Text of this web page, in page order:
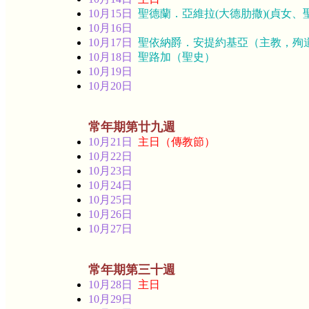
10月15日 聖德蘭．亞維拉(大德肋撒)(貞女、
10月16日
10月17日 聖依納爵．安提約基亞（主教，殉
10月18日 聖路加（聖史）
10月19日
10月20日
常年期第廿九週
10月21日
主日（傳教節）
10月22日
10月23日
10月24日
10月25日
10月26日
10月27日
常年期第三十週
10月28日
主日
10月29日